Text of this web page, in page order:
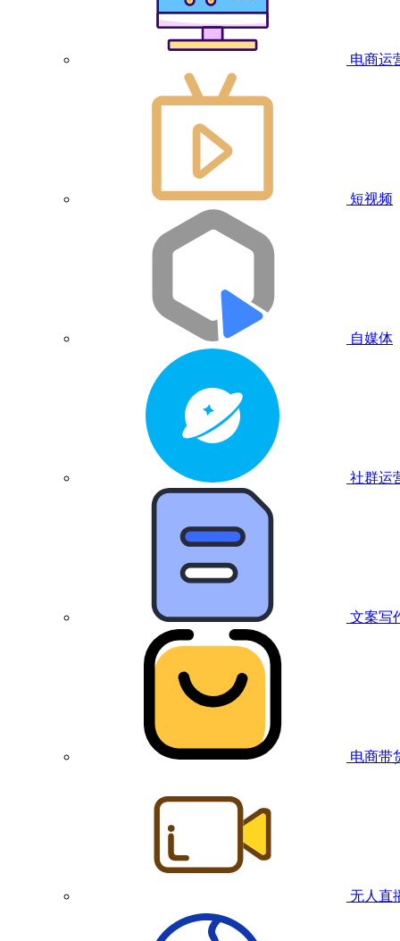
电商运
短视频
自媒体
社群运
文案写
电商带
无人直